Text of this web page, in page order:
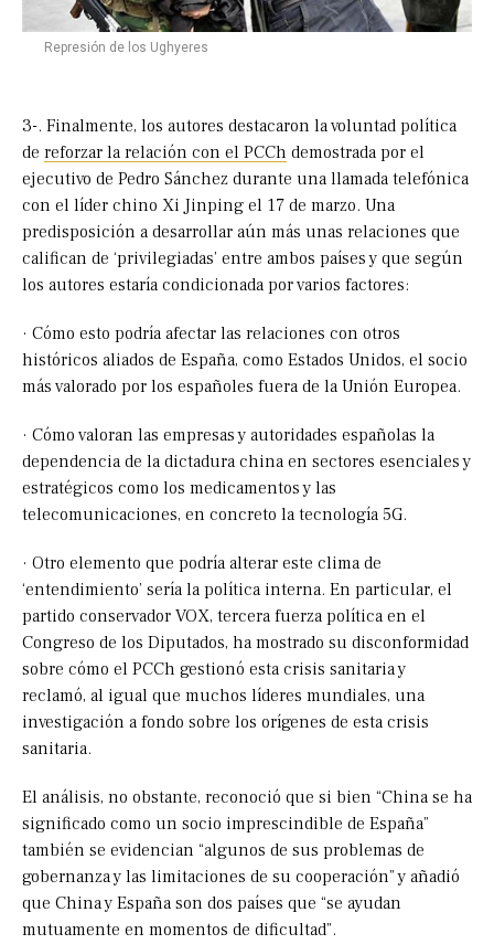
Represión de los Ughyeres
3-. Finalmente, los autores destacaron la voluntad política
de reforzar la relación con el PCCh demostrada por el
ejecutivo de Pedro Sánchez durante una llamada telefónica
con el líder chino Xi Jinping el 17 de marzo. Una
predisposición a desarrollar aún más unas relaciones que
califican de ‘privilegiadas’ entre ambos países y que según
los autores estaría condicionada por varios factores:
· Cómo esto podría afectar las relaciones con otros
históricos aliados de España, como Estados Unidos, el socio
más valorado por los españoles fuera de la Unión Europea.
· Cómo valoran las empresas y autoridades españolas la
dependencia de la dictadura china en sectores esenciales y
estratégicos como los medicamentos y las
telecomunicaciones, en concreto la tecnología 5G.
· Otro elemento que podría alterar este clima de
‘entendimiento’ sería la política interna. En particular, el
partido conservador VOX, tercera fuerza política en el
Congreso de los Diputados, ha mostrado su disconformidad
sobre cómo el PCCh gestionó esta crisis sanitaria y
reclamó, al igual que muchos líderes mundiales, una
investigación a fondo sobre los orígenes de esta crisis
sanitaria.
El análisis, no obstante, reconoció que si bien “China se ha
significado como un socio imprescindible de España”
también se evidencian “algunos de sus problemas de
gobernanza y las limitaciones de su cooperación” y añadió
que China y España son dos países que “se ayudan
mutuamente en momentos de dificultad”.